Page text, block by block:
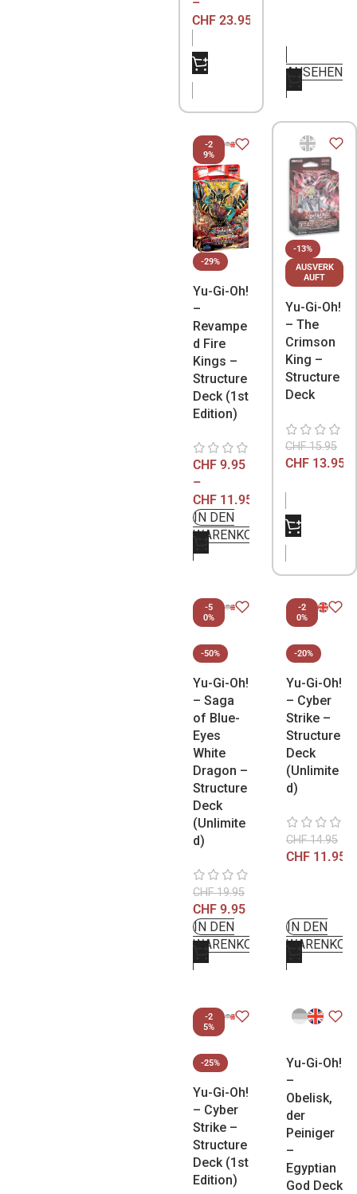
CHF 23.95
NICHT
VORRÄTIG
ANSEHEN
-2
9%
-29%
Yu-Gi-Oh!
–
Revampe
d Fire
Kings –
Structure
Deck (1st
Edition)
CHF 9.95
–
CHF 11.95
IN DEN
WARENKORB
-13%
AUSVERK
AUFT
Yu-Gi-Oh!
– The
Crimson
King –
Structure
Deck
CHF15.95
CHF 13.95
NICHT
VORRÄTIG
-5
0%
-50%
Yu-Gi-Oh!
– Saga
of Blue-
Eyes
White
Dragon –
Structure
Deck
(Unlimite
d)
CHF19.95
CHF 9.95
IN DEN
WARENKORB
-2
0%
-20%
Yu-Gi-Oh!
– Cyber
Strike –
Structure
Deck
(Unlimite
d)
CHF14.95
CHF 11.95
IN DEN
-2
5%
-25%
Yu-Gi-Oh!
– Cyber
Strike –
Structure
Deck (1st
Edition)
Yu-Gi-Oh!
–
Obelisk,
der
Peiniger
–
Egyptian
God Deck